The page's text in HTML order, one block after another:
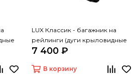
LUX Классик - багажник на
рейлинги (дуги крыловидные
серые, 1,2м)
7 400 ₽
В корзину